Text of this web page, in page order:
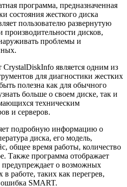
программа, предназначенная
состояния жесткого диска
пользователю развернутую
дисков,
проблемы и
является одним из
для диагностики жестких
полезна как для обычного
больше о своем диске, так и
техническим
и серверов.
подробную информацию о
диска, его модель,
общее время работы, количество
Также программа отображает
предупреждает о возможных
работе, таких как перегрев,
ошибка SMART.